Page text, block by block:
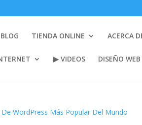
BLOG TIENDA ONLINE ACERCA
▶ VIDEOS DISEÑO WEB